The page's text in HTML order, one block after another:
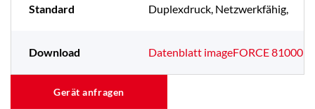
Standard Duplexdruck, Netzwerkfähig,
Download Datenblatt imageFORCE 81000
Gerät anfragen